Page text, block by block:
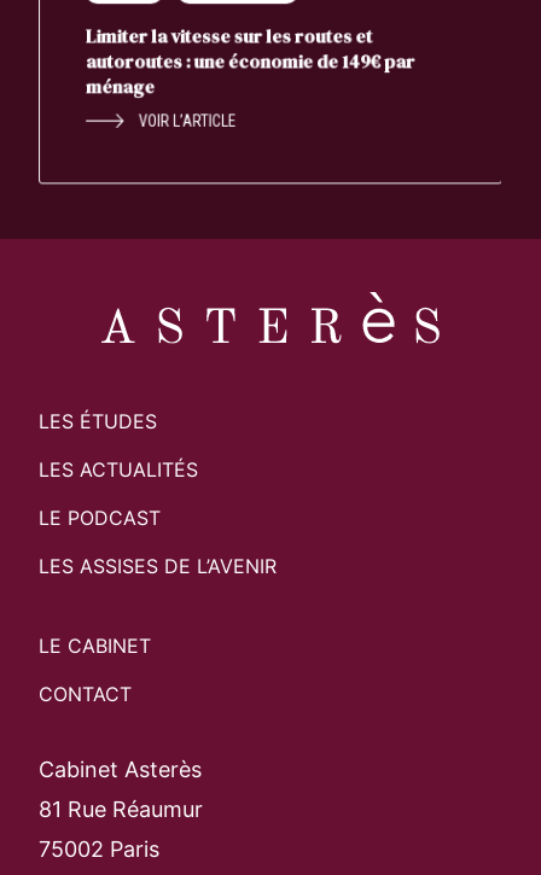
Limiter la vitesse sur les routes et
autoroutes : une économie de 149€ par
ménage
VOIR L’ARTICLE
LES ÉTUDES
LES ACTUALITÉS
LE PODCAST
LES ASSISES DE L’AVENIR
LE CABINET
CONTACT
Cabinet Asterès
81 Rue Réaumur
75002 Paris